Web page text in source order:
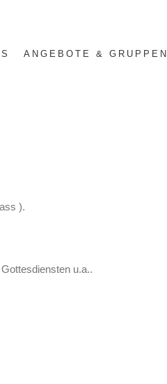
ANGEBOTE & GRUPPEN
).
u.a..